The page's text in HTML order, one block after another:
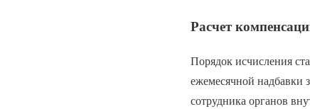
Расчет
Порядок исчисления
ежемесячной надбавки
сотрудника органов